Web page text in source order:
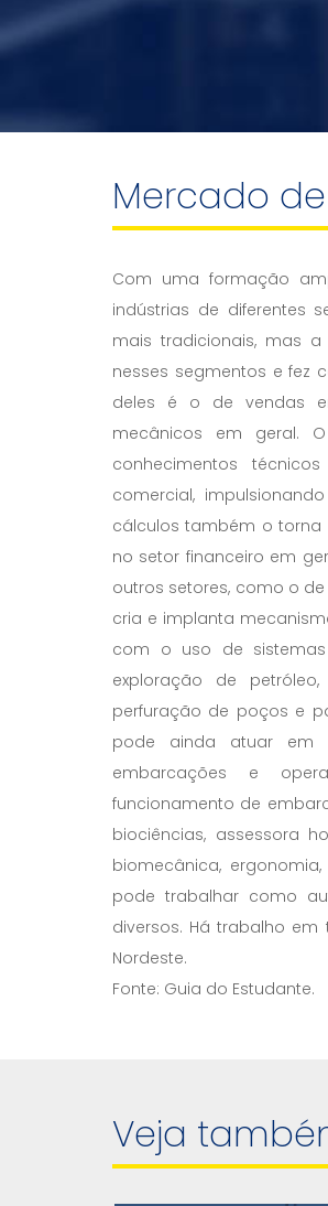
Mercado
Com uma formação
indústrias de diferentes
mais tradicionais, mas
nesses segmentos e fez
deles é o de vendas
mecânicos em geral.
conhecimentos
comercial,
cálculos também o
no setor financeiro em
outros setores, como o
cria e implanta
com o uso de sistemas
exploração de
perfuração de poços e
pode ainda atuar em
embarcações e
funcionamento de
biociências, assessora
biomecânica,
pode trabalhar como
diversos. Há trabalho
Nordeste.
Fonte: Guia do Estudante.
Veja